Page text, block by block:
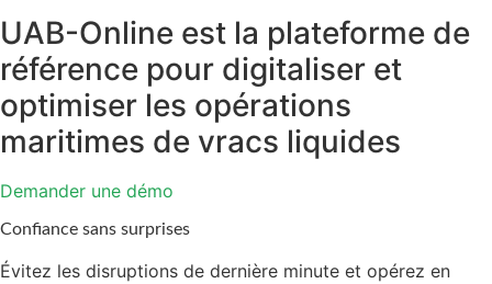
UAB-Online est la plateforme de
référence pour digitaliser et
optimiser les opérations
maritimes de vracs liquides
Demander une démo
Confiance sans surprises
Évitez les disruptions de dernière minute et opérez en